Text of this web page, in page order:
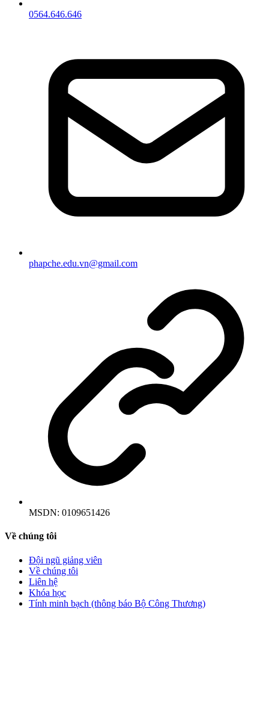
0564.646.646
phapche.edu.vn@gmail.com
MSDN: 0109651426
Về chúng tôi
Đội ngũ giảng viên
Về chúng tôi
Liên hệ
Khóa học
Tính minh bạch (thông báo Bộ Công Thương)